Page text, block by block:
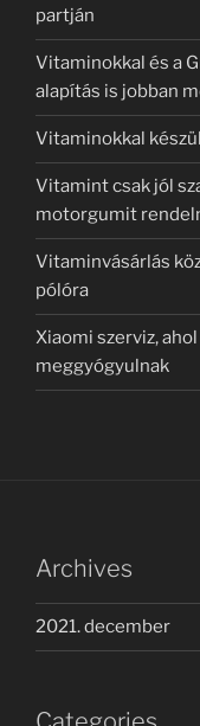
partján
Vitaminokkal és a
alapítás is jobban
Vitaminokkal
Vitamint csak jól
motorgumit
Vitaminvásárlás
pólóra
Xiaomi szerviz,
meggyógyulnak
Archives
2021. december